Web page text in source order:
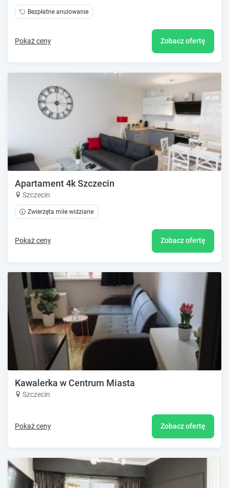
Bezpłatne anulowanie
Pokaż ceny Zobacz ofertę
Apartament 4k Szczecin
Szczecin
Zwierzęta mile widziane
Pokaż ceny Zobacz ofertę
Kawalerka w Centrum Miasta
Szczecin
Pokaż ceny Zobacz ofertę